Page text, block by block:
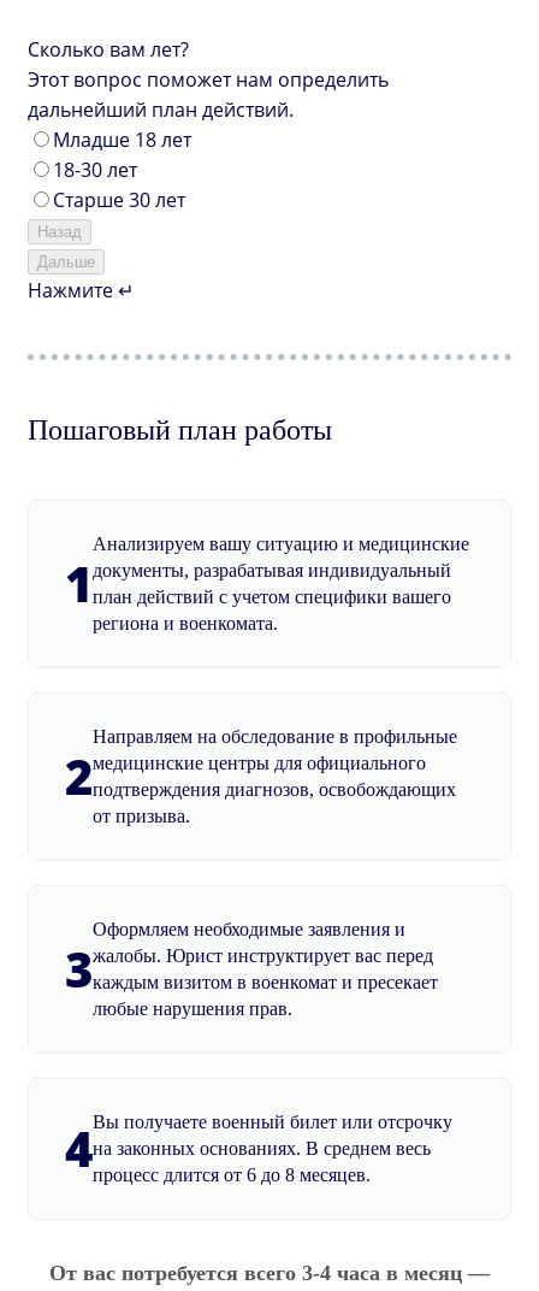
Сколько вам лет?
Этот вопрос поможет нам определить
дальнейший план действий.
Младше 18 лет
18-30 лет
Старше 30 лет
Назад
Дальше
Нажмите ↵
Пошаговый план работы
1
Анализируем вашу ситуацию и медицинские
документы, разрабатывая индивидуальный
план действий с учетом специфики вашего
региона и военкомата.
2
Направляем на обследование в профильные
медицинские центры для официального
подтверждения диагнозов, освобождающих
от призыва.
3
Оформляем необходимые заявления и
жалобы. Юрист инструктирует вас перед
каждым визитом в военкомат и пресекает
любые нарушения прав.
4Вы получаете военный билет или отсрочку
на законных основаниях. В среднем весь
процесс длится от 6 до 8 месяцев.
От вас потребуется всего 3-4 часа в месяц —